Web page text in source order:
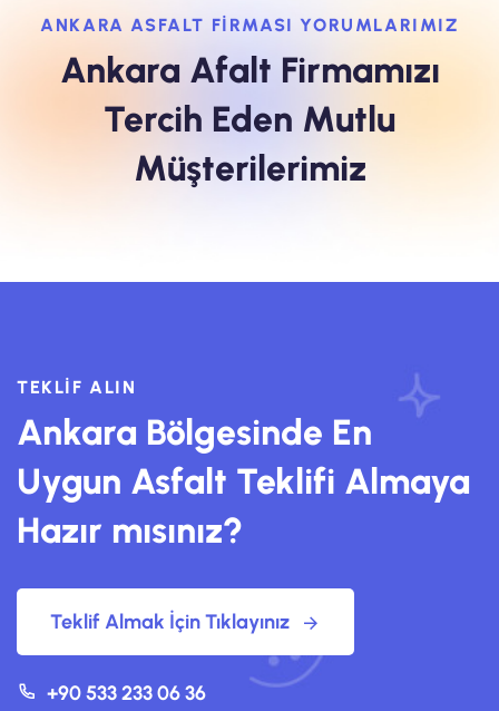
ANKARA ASFALT FİRMASI YORUMLARIMIZ
Ankara Afalt Firmamızı
Tercih Eden Mutlu
Müşterilerimiz
TEKLIF ALIN
Ankara Bölgesinde En
Uygun Asfalt Teklifi Almaya
Hazır mısınız?
Teklif Almak İçin Tıklayınız
+90 533 233 06 36